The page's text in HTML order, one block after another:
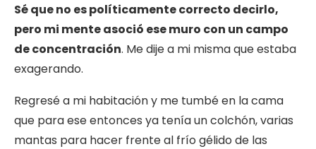
Sé que no es políticamente correcto decirlo,
pero mi mente asoció ese muro con un campo
de concentración. Me dije a mi misma que estaba
exagerando.
Regresé a mi habitación y me tumbé en la cama
que para ese entonces ya tenía un colchón, varias
mantas para hacer frente al frío gélido de las